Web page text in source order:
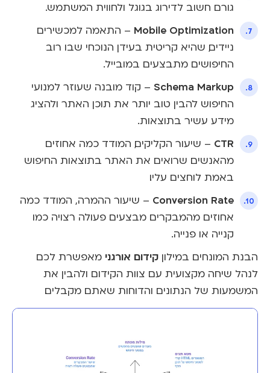
גורם חשוב לדירוג בגוגל ולחווית המשתמש.
Mobile Optimization – התאמה למכשירים
ניידים, שהיא קריטית בעידן הנוכחי שבו רוב
החיפושים מתבצעים במובייל.
Schema Markup – קוד מובנה שעוזר למנועי
החיפוש להבין טוב יותר את תוכן האתר ולהציג
מידע עשיר בתוצאות.
CTR – שיעור הקליקים, המודד כמה אחוזים
מהאנשים שרואים את האתר בתוצאות החיפוש
באמת לוחצים עליו.
Conversion Rate – שיעור ההמרה, המודד כמה
אחוזים מהמבקרים מבצעים פעולה רצויה כמו
קנייה או פנייה.
הבנת המונחים במילון קידום אורגני מאפשרת לכם
לנהל שיחה מקצועית עם צוות הקידום ולהבין את
המשמעות של הנתונים והדוחות שאתם מקבלים.